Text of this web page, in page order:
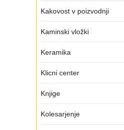
Kakovost v poizvodnji
Kaminski vložki
Keramika
Klicni center
Knjige
Kolesarjenje